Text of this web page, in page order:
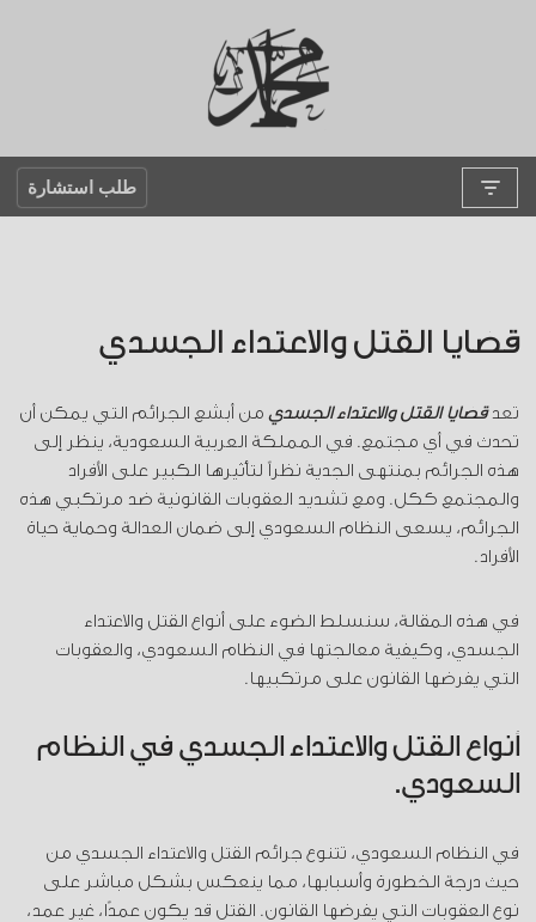
طلب استشارة
قضايا القتل والاعتداء الجسدي
تعدقضايا القتل والاعتداء الجسدي من أبشع الجرائم التي يمكن أن
تحدث في أي مجتمع. في المملكة العربية السعودية، ينظر إلى
هذه الجرائم بمنتهى الجدية نظراً لتأثيرها الكبير على الأفراد
والمجتمع ككل. ومع تشديد العقوبات القانونية ضد مرتكبي هذه
الجرائم، يسعى النظام السعودي إلى ضمان العدالة وحماية حياة
الأفراد.
في هذه المقالة، سنسلط الضوء على أنواع القتل والاعتداء
الجسدي، وكيفية معالجتها في النظام السعودي، والعقوبات
التي يفرضها القانون على مرتكبيها.
أنواع القتل والاعتداء الجسدي في النظام
السعودي.
في النظام السعودي، تتنوع جرائم القتل والاعتداء الجسدي من
حيث درجة الخطورة وأسبابها، مما ينعكس بشكل مباشر على
نوع العقوبات التي يفرضها القانون. القتل قد يكون عمدًا، غير عمد،